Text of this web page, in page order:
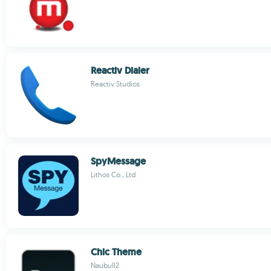
Reactiv Dialer
Reactiv Studios
SpyMessage
Lithos Co., Ltd
Chic Theme
Naubull2